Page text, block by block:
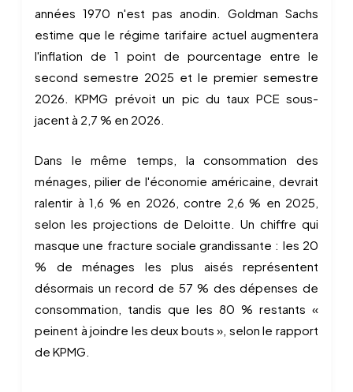
années 1970 n'est pas anodin. Goldman Sachs
estime que le régime tarifaire actuel augmentera
l'inflation de 1 point de pourcentage entre le
second semestre 2025 et le premier semestre
2026. KPMG prévoit un pic du taux PCE sous-
jacent à 2,7 % en 2026.
Dans le même temps, la consommation des
ménages, pilier de l'économie américaine, devrait
ralentir à 1,6 % en 2026, contre 2,6 % en 2025,
selon les projections de Deloitte. Un chiffre qui
masque une fracture sociale grandissante : les 20
% de ménages les plus aisés représentent
désormais un record de 57 % des dépenses de
consommation, tandis que les 80 % restants «
peinent à joindre les deux bouts », selon le rapport
de KPMG.